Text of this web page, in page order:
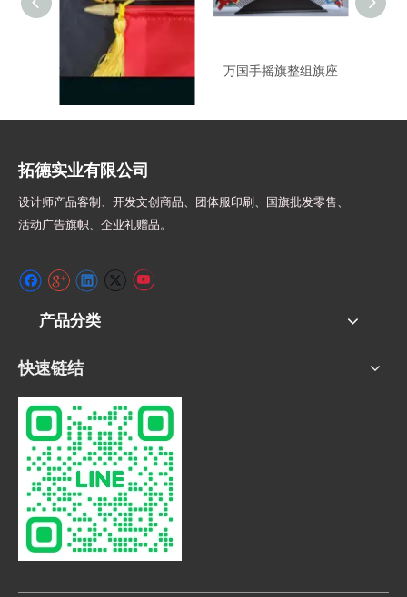
旗头配件-锦旗.手摇旗适
万国手摇旗整组旗座
拓德实业有限公司
设计师产品客制、开发文创商品、团体服印刷、 国旗批发零售、
活动广告旗帜、 企业礼赠品。
产品分类
快速链结